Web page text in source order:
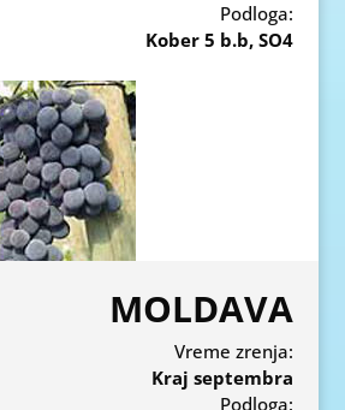
Podloga:
Kober 5 b.b, SO4
MOLDAVA
Vreme zrenja:
Kraj septembra
Podloga: